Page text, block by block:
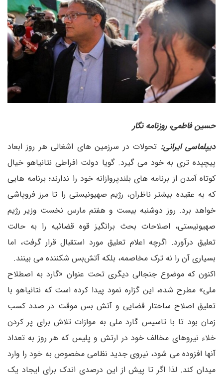
حسین فاطمی، روزنامه نگار
دیپلماسی ایرانی: تحولات در سرزمین های اشغالی هر روز ابعاد
پیچپده تری به خود می گیرد. گویا دولت افراطی نتانیاهو خیال
کوتاه آمدن از برنامه های بلندپروازانه خود را ندارند؛ برنامه هایی
که به عقیده بیشتر ناظران، رژیم صهیونیستی را تا مرز فروپاشی
خواهد برد. روز دوشنبه بیست و هفتم مارس نخست وزیر رژیم
صهیونیستی، اصلاحات بحث برانگیز قوه قضائیه را به حالت
تعلیق درآورد. اگرچه اعلام تعلیق مورد استقبال قرار گرفت، اما
بسیاری آن را نه ترک مخاصمه، بلکه آتش‌بس شکننده می بینند.
اکنون که موضوع جنجالی دیگری تحت عنوان «گارد به اصطلاح
ملی» مطرح شده، این گزاره نمود پیدا کرده است که نتانیاهو با
تعلیق اصلاح ساختار قضایی و آتش بس موقت در صدد کسب
زمان بود تا با تاسیس گارد ملی به موازات تلاش برای پر کردن
خلاء نیروهای مخالف خود در ارتش و پلیس که هر روز به تعداد
آنها افزوده می شود، نیروی جدید نظامی مخصوص به خود را وارد
میدان کند. لذا اگر تا پیش از این درصدی اندک برای ایجاد یک